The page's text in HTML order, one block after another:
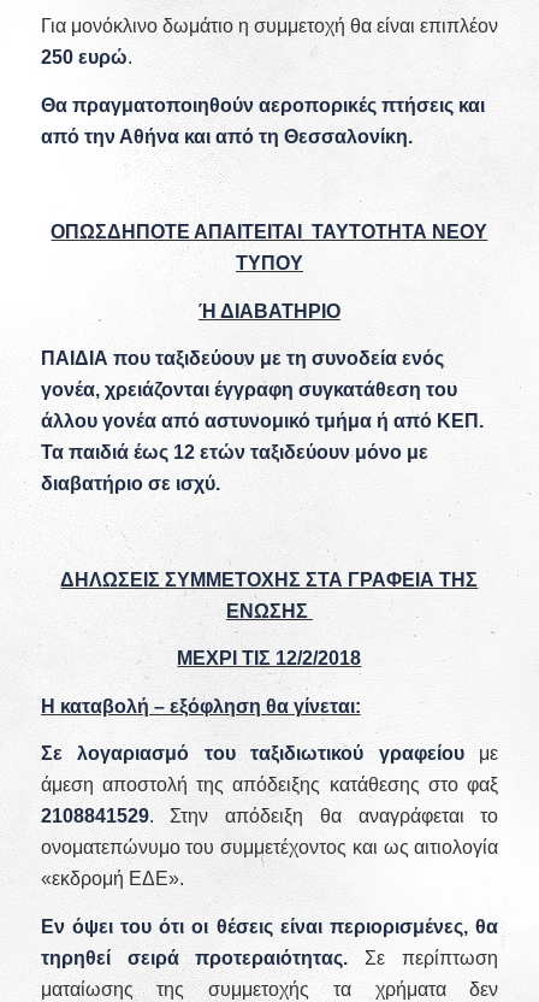
Για μονόκλινο δωμάτιο η συμμετοχή θα είναι επιπλέον
250 ευρώ.
Θα πραγματοποιηθούν αεροπορικές πτήσεις και
από την Αθήνα και από τη Θεσσαλονίκη.
ΟΠΩΣΔΗΠΟΤΕ ΑΠΑΙΤΕΙΤΑΙ ΤΑΥΤΟΤΗΤΑ ΝΕΟΥ
ΤΥΠΟΥ
Ή ΔΙΑΒΑΤΗΡΙΟ
ΠΑΙΔΙΑ που ταξιδεύουν με τη συνοδεία ενός
γονέα, χρειάζονται έγγραφη συγκατάθεση του
άλλου γονέα από αστυνομικό τμήμα ή από ΚΕΠ.
Τα παιδιά έως 12 ετών ταξιδεύουν μόνο με
διαβατήριο σε ισχύ.
ΔΗΛΩΣΕΙΣ ΣΥΜΜΕΤΟΧΗΣ ΣΤΑ ΓΡΑΦΕΙΑ ΤΗΣ
ΕΝΩΣΗΣ
ΜΕΧΡΙ ΤΙΣ 12/2/2018
Η καταβολή – εξόφληση θα γίνεται:
Σε λογαριασμό του ταξιδιωτικού γραφείουμε
άμεση αποστολή της απόδειξης κατάθεσης στο φαξ
2108841529. Στην απόδειξη θα αναγράφεται το
ονοματεπώνυμο του συμμετέχοντος και ως αιτιολογία
«εκδρομή ΕΔΕ».
Εν όψει του ότι οι θέσεις είναι περιορισμένες, θα
τηρηθεί σειρά προτεραιότητας. Σε περίπτωση
ματαίωσης της συμμετοχής τα χρήματα δεν